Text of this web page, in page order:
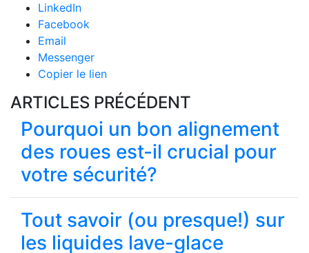
LinkedIn
Facebook
Email
Messenger
Copier le lien
ARTICLES PRÉCÉDENT
Pourquoi un bon alignement
des roues est-il crucial pour
votre sécurité?
Tout savoir (ou presque!) sur
les liquides lave-glace